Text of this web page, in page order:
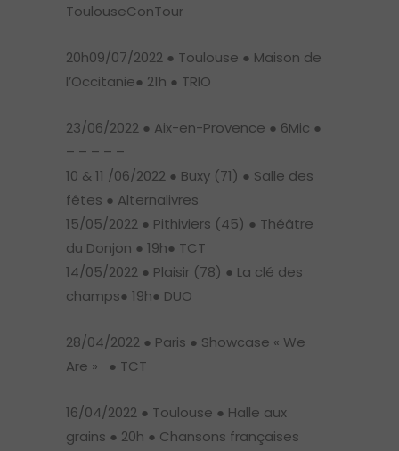
ToulouseConTour
20h09/07/2022 ● Toulouse ● Maison de
l’Occitanie● 21h ● TRIO
23/06/2022 ● Aix-en-Provence ● 6Mic ●
– – – – –
10 & 11 /06/2022 ● Buxy (71) ● Salle des
fêtes ● Alternalivres
15/05/2022 ● Pithiviers (45) ● Théâtre
du Donjon ● 19h● TCT
14/05/2022 ● Plaisir (78) ● La clé des
champs● 19h● DUO
28/04/2022 ● Paris ● Showcase « We
Are » ● TCT
16/04/2022 ● Toulouse ● Halle aux
grains ● 20h ● Chansons françaises